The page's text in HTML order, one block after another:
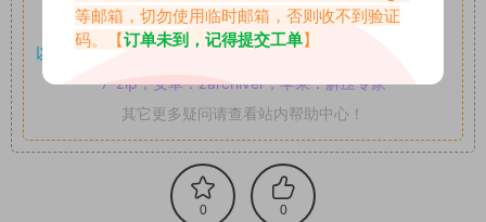
享。
以7z、7z分卷格式压缩， 解压应下载对应的软件操作，
7-zip；安卓：zarchiver；苹果：解压专家
其它更多疑问请查看站内帮助中心！
0 0
等邮箱，切勿使用临时邮箱，否则收不到验证
码。【订单未到，记得提交工单】